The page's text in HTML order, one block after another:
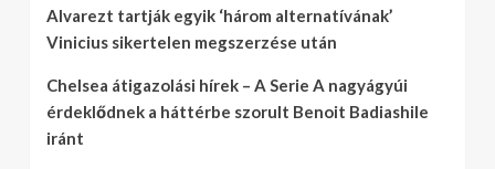
Alvarezt tartják egyik ‘három alternatívának’
Vinicius sikertelen megszerzése után
Chelsea átigazolási hírek – A Serie A nagyágyúi
érdeklődnek a háttérbe szorult Benoit Badiashile
iránt